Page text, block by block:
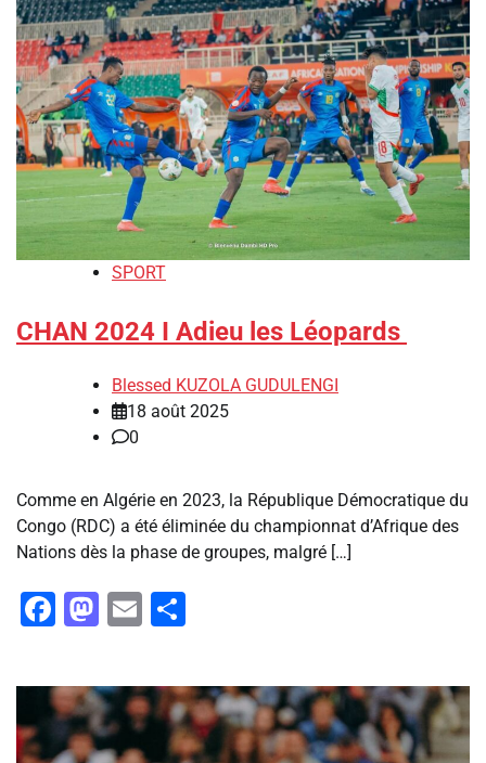
SPORT
CHAN 2024 I Adieu les Léopards
Blessed KUZOLA GUDULENGI
18 août 2025
0
Comme en Algérie en 2023, la République Démocratique du
Congo (RDC) a été éliminée du championnat d’Afrique des
Nations dès la phase de groupes, malgré […]
Facebook
Mastodon
Email